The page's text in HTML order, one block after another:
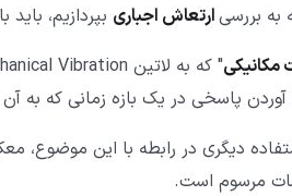
به بررسیارتعاش اجباری بپردازیم،
مکانیکی
پاسخی در یک بازه زمانی که به
دیگری در رابطه با این موضوع،
مرسوم است.